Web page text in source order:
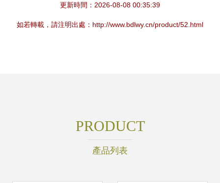
更新時間：2026-08-08 00:35:39
如若轉載，請注明出處：http://www.bdlwy.cn/product/52.html
PRODUCT
產品列表